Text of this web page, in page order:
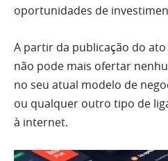
oportunidades de
A partir da publicação do
não pode mais ofertar
no seu atual modelo de
ou qualquer outro tipo de
à internet.